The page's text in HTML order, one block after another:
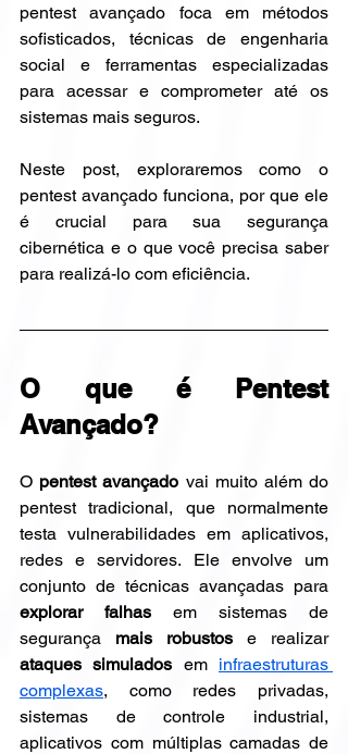
pentest avançado foca em métodos
sofisticados, técnicas de engenharia
social e ferramentas especializadas
para acessar e comprometer até os
sistemas mais seguros.
Neste post, exploraremos como o
pentest avançado funciona, por que ele
é crucial para sua segurança
cibernética e o que você precisa saber
para realizá-lo com eficiência.
O que é Pentest
Avançado?
O pentest avançado vai muito além do
pentest tradicional, que normalmente
testa vulnerabilidades em aplicativos,
redes e servidores. Ele envolve um
explorar falhas em sistemas de
segurança mais robustos
e realizar
ataques simulados em infraestruturas
complexas, como redes privadas,
sistemas de controle industrial,
aplicativos com múltiplas camadas de